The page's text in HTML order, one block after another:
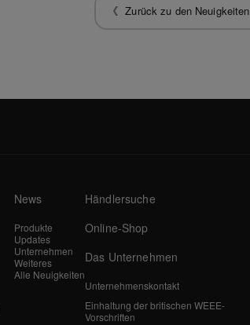
Zurück zu den Neuigkeiten
News
Produkte
Updates
Unternehmen
Weiteres
Alle Neuigkeiten
Händlersuche
Online-Shop
Das Unternehmen
Unternehmenskontakt
Einhaltung der britischen WEEE-
Vorschriften